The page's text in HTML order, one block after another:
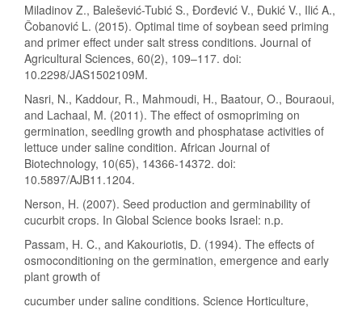
Miladinov Z., Balešević-Tubić S., Đorđević V., Đukić V., Ilić A.,
Čobanović L. (2015). Optimal time of soybean seed priming
and primer effect under salt stress conditions. Journal of
Agricultural Sciences, 60(2), 109–117. doi:
10.2298/JAS1502109M.
Nasri, N., Kaddour, R., Mahmoudi, H., Baatour, O., Bouraoui,
and Lachaal, M. (2011). The effect of osmopriming on
germination, seedling growth and phosphatase activities of
lettuce under saline condition. African Journal of
Biotechnology, 10(65), 14366-14372. doi:
10.5897/AJB11.1204.
Nerson, H. (2007). Seed production and germinability of
cucurbit crops. In Global Science books Israel: n.p.
Passam, H. C., and Kakouriotis, D. (1994). The effects of
osmoconditioning on the germination, emergence and early
plant growth of
cucumber under saline conditions. Science Horticulture,